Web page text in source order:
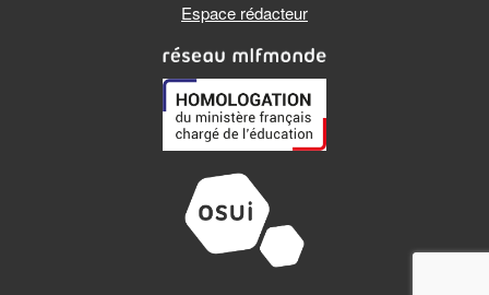
Espace rédacteur